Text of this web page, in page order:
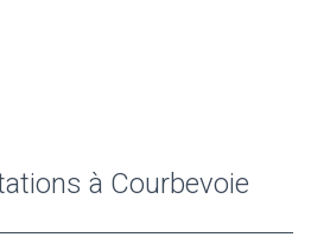
à Courbevoie